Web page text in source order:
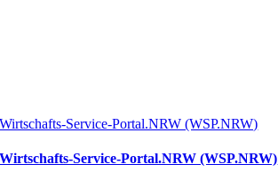
Wirtschafts-Service-Portal.NRW (WSP.NRW)
Wirtschafts-Service-Portal.NRW (WSP.NRW)